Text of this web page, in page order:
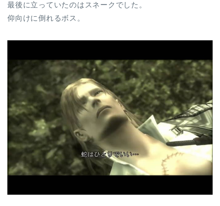
最後に立っていたのはスネークでした。
仰向けに倒れるボス。